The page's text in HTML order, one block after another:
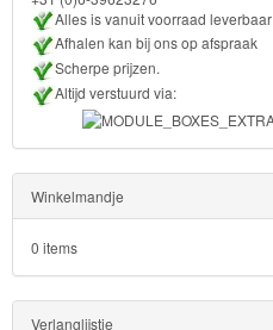
Alles is vanuit voorraad leverbaar
Afhalen kan bij ons op afspraak
Scherpe prijzen.
Altijd verstuurd via:
Winkelmandje
0 items
Verlanglijstje